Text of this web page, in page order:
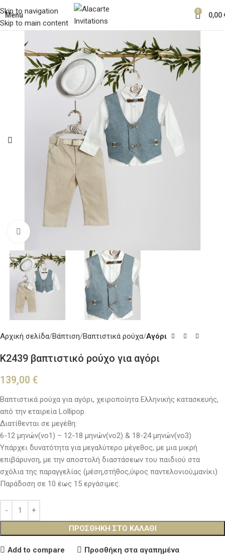
Skip to navigation
Skip to main content
Menu 0 0,00
Κλικ για μεγέθυνση
Αρχική σελίδα Βάπτιση Βαπτιστικά ρούχα Αγόρι
K2439 βαπτιστικό ρούχο για αγόρι
139,00 €
Βαπτιστικά ρούχα για αγόρι, χειροποίητα Ελληνικής κατασκευής,
από την εταιρεία Lollipop.
Διατίθενται σε μεγέθη:
6-12 μηνών(νο1) – 12-18 μηνών(νο2) & 18-24 μηνών(νο3)
Υπάρχει δυνατότητα για μεγαλύτερο μέγεθος, με μια μικρή
επιβάρυνση, με την αποστολή διαστάσεων του παιδιού στα
σχόλια της παραγγελίας (μέση,στήθος,ύψος παντελονιού,μανίκι)
Παράδοση σε 10 έως 15 εργάσιμες.
ΠΡΟΣΘΉΚΗ ΣΤΟ ΚΑΛΆΘΙ
Add to compare Προσθήκη στα αγαπημένα